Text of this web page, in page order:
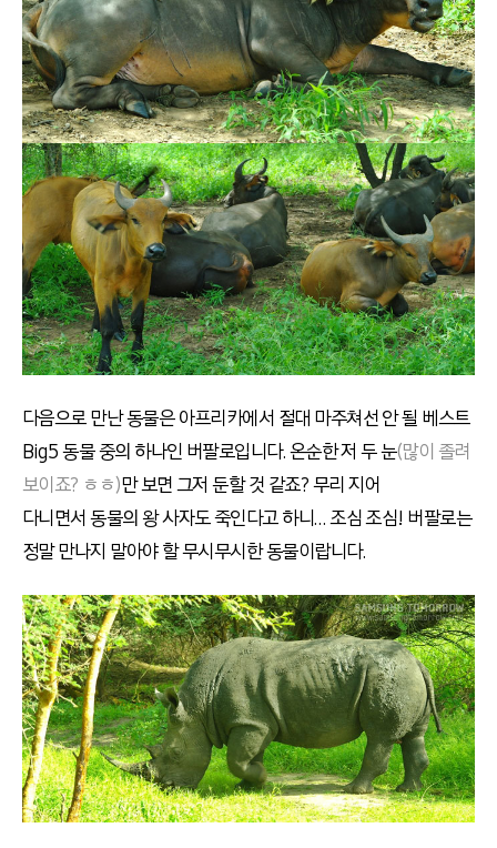
다음으로 만난 동물은 아프리카에서 절대 마주쳐선 안 될 베스트
Big5 동물 중의 하나인 버팔로입니다. 온순한 저 두 눈(많이 졸려
보이죠? ㅎㅎ)만보면 그저 둔할 것 같죠? 무리 지어
다니면서 동물의 왕 사자도 죽인다고 하니… 조심 조심! 버팔로는
정말 만나지 말아야 할 무시무시한 동물이랍니다.